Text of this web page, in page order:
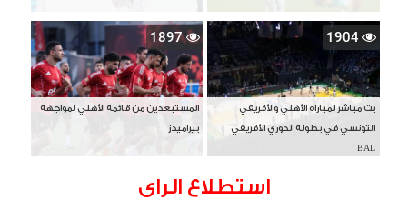
1904
بث مباشر لمباراة الأهلي والأفريقي
التونسي في بطولة الدوري الأفريقي
BAL
1897
المستبعدين من قائمة الأهلي لمواجهة
بيراميدز
استطلاع الراى